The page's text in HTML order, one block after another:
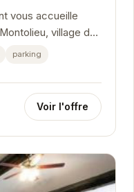
vous accueille
village du
de l'ancien...
parking
Voir l'offre